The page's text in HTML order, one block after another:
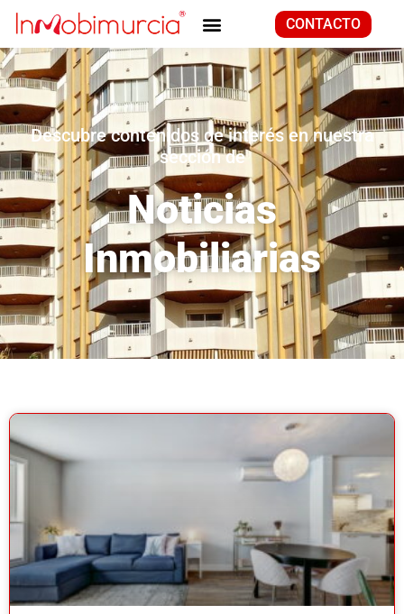
CONTACTO
Descubre contenidos de interés en nuestra
sección de
Noticias
Inmobiliarias